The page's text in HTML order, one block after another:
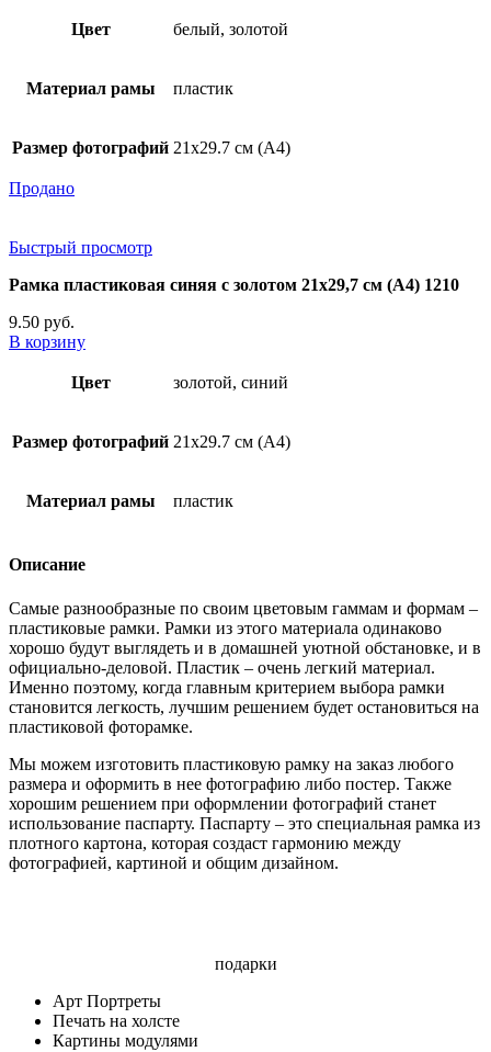
Цвет белый, золотой
Материал рамы пластик
Размер фотографий 21х29.7 см (А4)
Продано
Быстрый просмотр
Рамка пластиковая синяя с золотом 21х29,7 см (А4) 1210
9.50 руб.
В корзину
Цвет золотой, синий
Размер фотографий 21х29.7 см (А4)
Материал рамы пластик
Описание
Самые разнообразные по своим цветовым гаммам и формам –
пластиковые рамки. Рамки из этого материала одинаково
хорошо будут выглядеть и в домашней уютной обстановке, и в
официально-деловой. Пластик – очень легкий материал.
Именно поэтому, когда главным критерием выбора рамки
становится легкость, лучшим решением будет остановиться на
пластиковой фоторамке.
Мы можем изготовить пластиковую рамку на заказ любого
размера и оформить в нее фотографию либо постер. Также
хорошим решением при оформлении фотографий станет
использование паспарту. Паспарту – это специальная рамка из
плотного картона, которая создаст гармонию между
фотографией, картиной и общим дизайном.
подарки
Арт Портреты
Печать на холсте
Картины модулями